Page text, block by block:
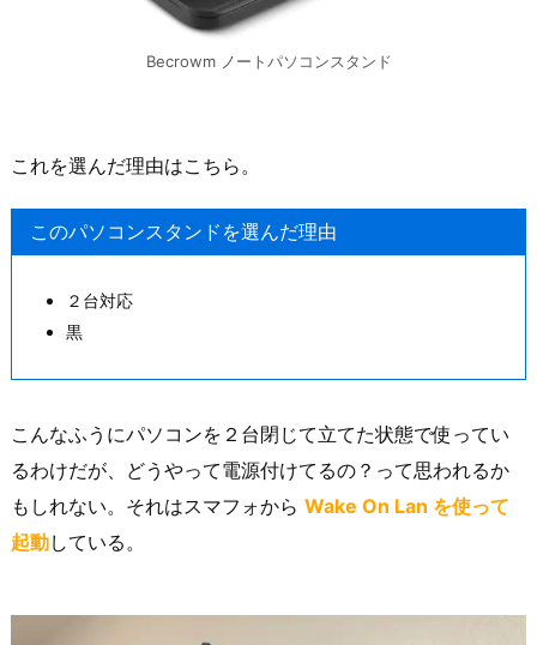
Becrowm ノートパソコンスタンド
これを選んだ理由はこちら。
このパソコンスタンドを選んだ理由
２台対応
黒
こんなふうにパソコンを２台閉じて立てた状態で使ってい
るわけだが、どうやって電源付けてるの？って思われるか
もしれない。それはスマフォから Wake On Lan を使って
起動している。